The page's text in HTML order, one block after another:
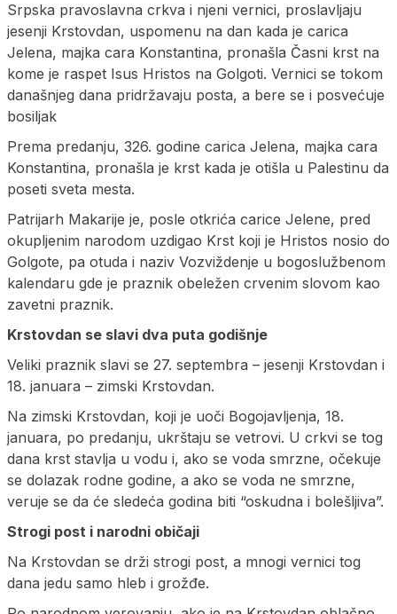
Srpska pravoslavna crkva i njeni vernici, proslavljaju
jesenji Krstovdan, uspomenu na dan kada je carica
Jelena, majka cara Konstantina, pronašla Časni krst na
kome je raspet Isus Hristos na Golgoti. Vernici se tokom
današnjeg dana pridržavaju posta, a bere se i posvećuje
bosiljak
Prema predanju, 326. godine carica Jelena, majka cara
Konstantina, pronašla je krst kada je otišla u Palestinu da
poseti sveta mesta.
Patrijarh Makarije je, posle otkrića carice Jelene, pred
okupljenim narodom uzdigao Krst koji je Hristos nosio do
Golgote, pa otuda i naziv Vozviždenje u bogoslužbenom
kalendaru gde je praznik obeležen crvenim slovom kao
zavetni praznik.
Krstovdan se slavi dva puta godišnje
Veliki praznik slavi se 27. septembra – jesenji Krstovdan i
18. januara – zimski Krstovdan.
Na zimski Krstovdan, koji je uoči Bogojavljenja, 18.
januara, po predanju, ukrštaju se vetrovi. U crkvi se tog
dana krst stavlja u vodu i, ako se voda smrzne, očekuje
se dolazak rodne godine, a ako se voda ne smrzne,
veruje se da će sledeća godina biti “oskudna i bolešljiva”.
Strogi post i narodni običaji
Na Krstovdan se drži strogi post, a mnogi vernici tog
dana jedu samo hleb i grožđe.